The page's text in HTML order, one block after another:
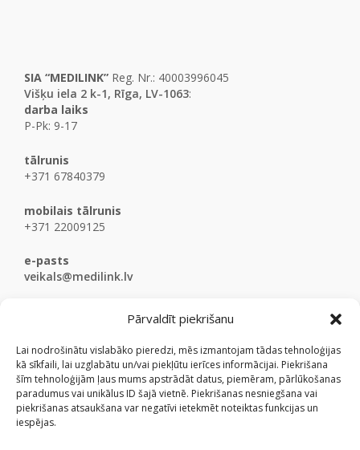
Pārvaldīt piekrišanu
Lai nodrošinātu vislabāko pieredzi, mēs izmantojam tādas tehnoloģijas
kā sīkfaili, lai uzglabātu un/vai piekļūtu ierīces informācijai. Piekrišana
šīm tehnoloģijām ļaus mums apstrādāt datus, piemēram, pārlūkošanas
paradumus vai unikālus ID šajā vietnē. Piekrišanas nesniegšana vai
piekrišanas atsaukšana var negatīvi ietekmēt noteiktas funkcijas un
iespējas.
SIA “MEDILINK” Reg. Nr.: 40003996045
Višķu iela 2 k-1, Rīga, LV-1063:
darba laiks
P-Pk: 9-17
tālrunis
+371 67840379
mobilais tālrunis
+371 22009125
e-pasts
veikals@medilink.lv